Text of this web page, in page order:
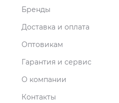
Бренды
Доставка и оплата
Оптовикам
Гарантия и сервис
О компании
Контакты